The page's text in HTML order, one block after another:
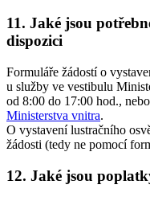
11. Jaké jsou
dispozici
Formuláře žádostí o
u služby ve vestibulu
od 8:00 do 17:00 hod.,
Ministerstva vnitra.
O vystavení lustračního
žádosti (tedy ne pomocí
12. Jaké jsou